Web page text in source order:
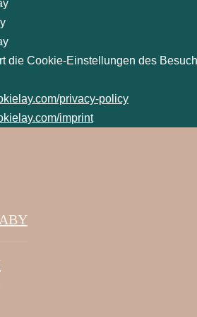
die Cookie-Einstellungen des
privacy-policy
imprint